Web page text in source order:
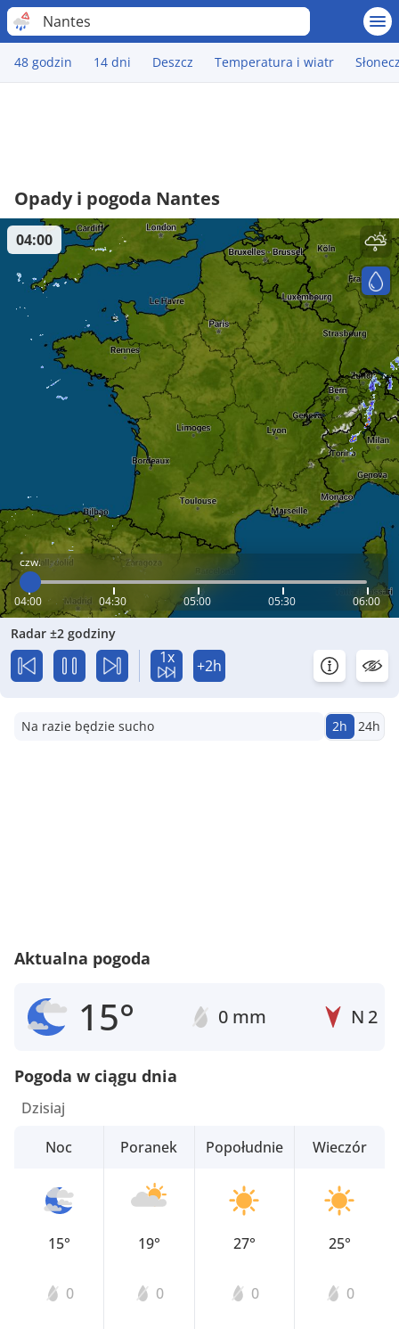
Nantes
48 godzin 14 dni Deszcz Temperatura i wiatr
Opady i pogoda Nantes
czw.
04:00 04:30 05:00 05:30 06:00
04:00
Radar ±2 godziny
1x +2h
Na razie będzie sucho 2h 24h
Aktualna pogoda
15° 0 mm N 2
Pogoda w ciągu dnia
Dzisiaj
Noc
15°
0
Poranek
19°
0
Popołudnie
27°
0
Wieczór
25°
0